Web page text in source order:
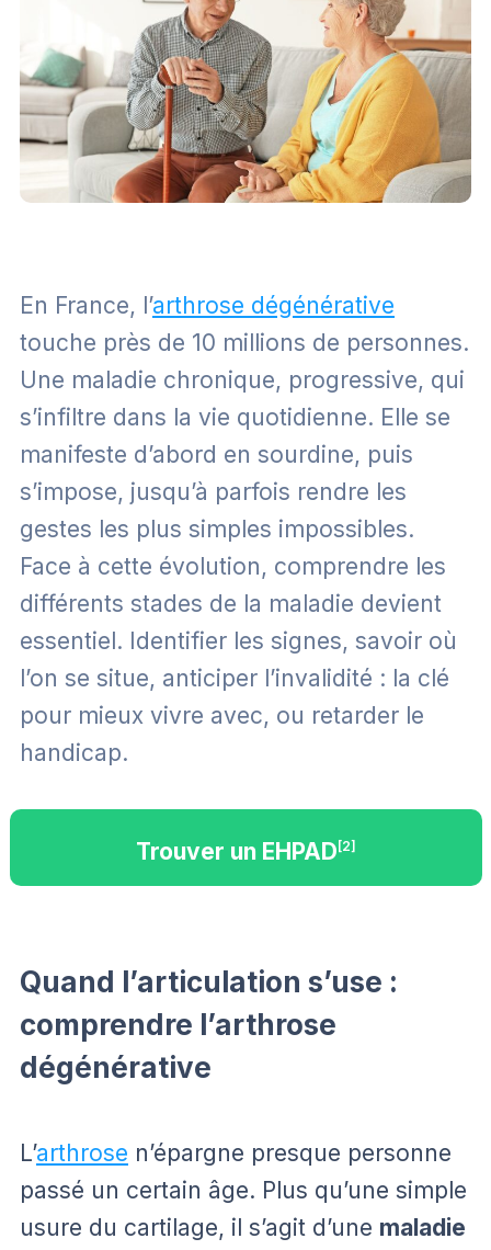
En France, l’arthrose dégénérative
touche près de 10 millions de personnes.
Une maladie chronique, progressive, qui
s’infiltre dans la vie quotidienne. Elle se
manifeste d’abord en sourdine, puis
s’impose, jusqu’à parfois rendre les
gestes les plus simples impossibles.
Face à cette évolution, comprendre les
différents stades de la maladie devient
essentiel. Identifier les signes, savoir où
l’on se situe, anticiper l’invalidité : la clé
pour mieux vivre avec, ou retarder le
handicap.
Trouver un EHPAD [2]
Quand l’articulation s’use :
comprendre l’arthrose
dégénérative
L’arthrose n’épargne presque personne
passé un certain âge. Plus qu’une simple
usure du cartilage, il s’agit d’une maladie